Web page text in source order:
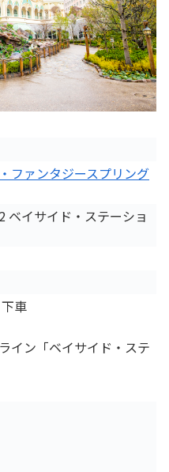
ファンタジースプリング
ベイサイド・ステーショ
車
イン「ベイサイド・ステ